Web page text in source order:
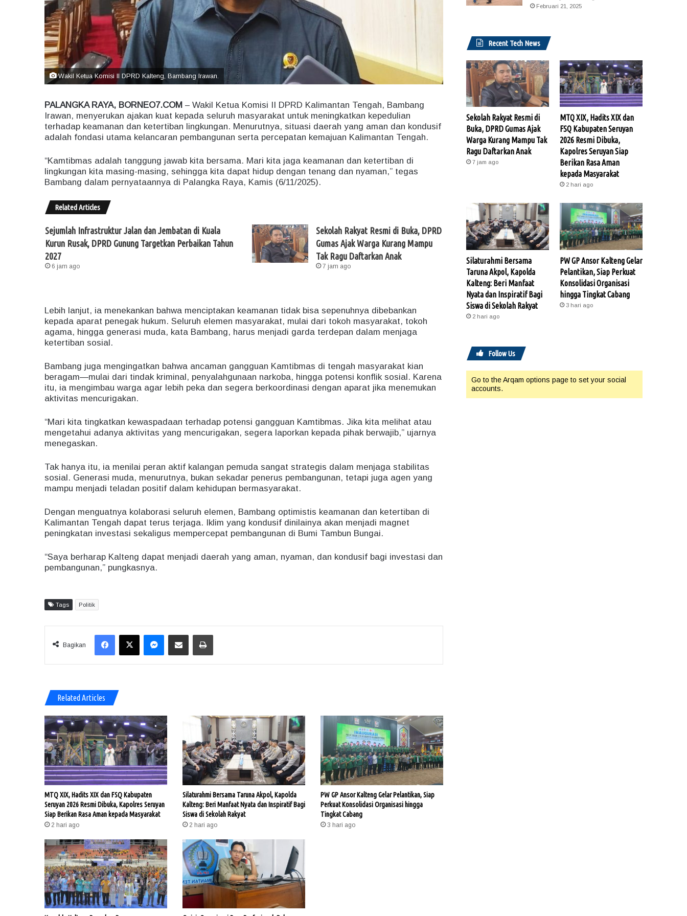
Wakil Ketua Komisi II DPRD Kalteng, Bambang Irawan.
PALANGKA RAYA, BORNEO7.COM – Wakil Ketua Komisi II DPRD Kalimantan Tengah, Bambang
Irawan, menyerukan ajakan kuat kepada seluruh masyarakat untuk meningkatkan kepedulian
terhadap keamanan dan ketertiban lingkungan. Menurutnya, situasi daerah yang aman dan kondusif
adalah fondasi utama kelancaran pembangunan serta percepatan kemajuan Kalimantan Tengah.
“Kamtibmas adalah tanggung jawab kita bersama. Mari kita jaga keamanan dan ketertiban di
lingkungan kita masing-masing, sehingga kita dapat hidup dengan tenang dan nyaman,” tegas
Bambang dalam pernyataannya di Palangka Raya, Kamis (6/11/2025).
Related Articles
Sejumlah Infrastruktur Jalan dan Jembatan di Kuala
Kurun Rusak, DPRD Gunung Targetkan Perbaikan Tahun
2027
6 jam ago
Sekolah Rakyat Resmi di Buka, DPRD
Gumas Ajak Warga Kurang Mampu
Tak Ragu Daftarkan Anak
7 jam ago
Lebih lanjut, ia menekankan bahwa menciptakan keamanan tidak bisa sepenuhnya dibebankan
kepada aparat penegak hukum. Seluruh elemen masyarakat, mulai dari tokoh masyarakat, tokoh
agama, hingga generasi muda, kata Bambang, harus menjadi garda terdepan dalam menjaga
ketertiban sosial.
Bambang juga mengingatkan bahwa ancaman gangguan Kamtibmas di tengah masyarakat kian
beragam—mulai dari tindak kriminal, penyalahgunaan narkoba, hingga potensi konflik sosial. Karena
itu, ia mengimbau warga agar lebih peka dan segera berkoordinasi dengan aparat jika menemukan
aktivitas mencurigakan.
“Mari kita tingkatkan kewaspadaan terhadap potensi gangguan Kamtibmas. Jika kita melihat atau
mengetahui adanya aktivitas yang mencurigakan, segera laporkan kepada pihak berwajib,” ujarnya
menegaskan.
Tak hanya itu, ia menilai peran aktif kalangan pemuda sangat strategis dalam menjaga stabilitas
sosial. Generasi muda, menurutnya, bukan sekadar penerus pembangunan, tetapi juga agen yang
mampu menjadi teladan positif dalam kehidupan bermasyarakat.
Dengan menguatnya kolaborasi seluruh elemen, Bambang optimistis keamanan dan ketertiban di
Kalimantan Tengah dapat terus terjaga. Iklim yang kondusif dinilainya akan menjadi magnet
peningkatan investasi sekaligus mempercepat pembangunan di Bumi Tambun Bungai.
“Saya berharap Kalteng dapat menjadi daerah yang aman, nyaman, dan kondusif bagi investasi dan
pembangunan,” pungkasnya.
Tags Politik
Bagikan
X
Related Articles
MTQ XIX, Hadits XIX dan FSQ Kabupaten
Seruyan 2026 Resmi Dibuka, Kapolres Seruyan
Siap Berikan Rasa Aman kepada Masyarakat
2 hari ago
Silaturahmi Bersama Taruna Akpol, Kapolda
Kalteng: Beri Manfaat Nyata dan Inspiratif Bagi
Siswa di Sekolah Rakyat
2 hari ago
PW GP Ansor Kalteng Gelar Pelantikan, Siap
Perkuat Konsolidasi Organisasi hingga
Tingkat Cabang
3 hari ago
Februari 21, 2025
Recent Tech News
Sekolah Rakyat Resmi di
Buka, DPRD Gumas Ajak
Warga Kurang Mampu Tak
Ragu Daftarkan Anak
7 jam ago
MTQ XIX, Hadits XIX dan
FSQ Kabupaten Seruyan
2026 Resmi Dibuka,
Kapolres Seruyan Siap
Berikan Rasa Aman
kepada Masyarakat
2 hari ago
Silaturahmi Bersama
Taruna Akpol, Kapolda
Kalteng: Beri Manfaat
Nyata dan Inspiratif Bagi
Siswa di Sekolah Rakyat
2 hari ago
PW GP Ansor Kalteng Gelar
Pelantikan, Siap Perkuat
Konsolidasi Organisasi
hingga Tingkat Cabang
3 hari ago
Follow Us
Go to the Arqam options page to set your social
accounts.